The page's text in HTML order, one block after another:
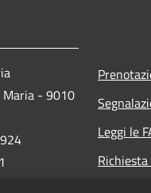
Maria - 9010
Leggi le